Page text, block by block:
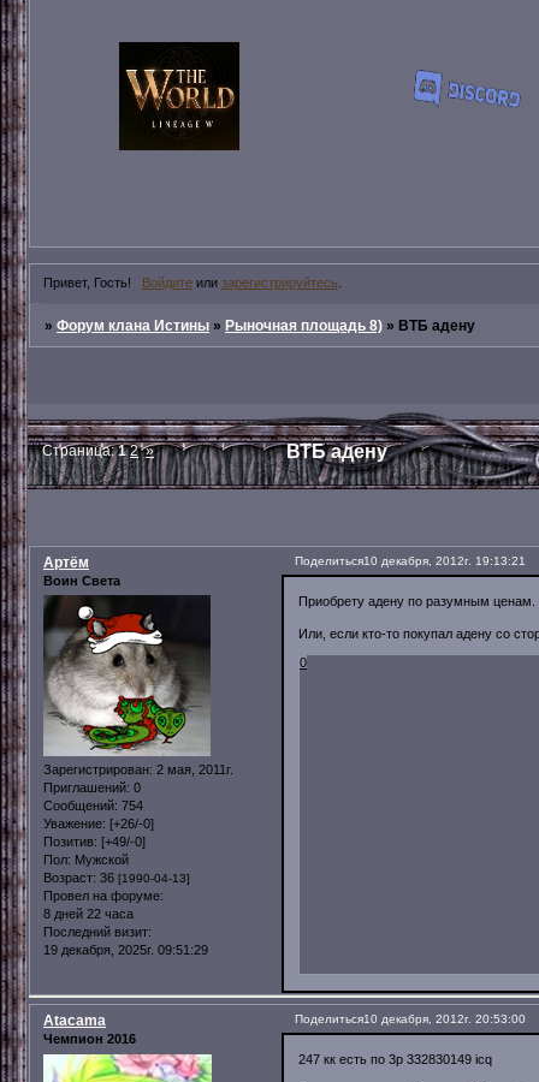
Привет, Гость! Войдитеили зарегистрируйтесь
»Форум клана Истины »Рыночная площадь 8) »ВТБ адену
ВТБ адену
Страница:1 2 »
Поделиться10 декабря, 2012г. 19:13:21
Артём
Воин Света
Зарегистрирован: 2 мая, 2011г.
Приглашений: 0
Сообщений: 754
Уважение: [+26/-0]
Позитив: [+49/-0]
Пол: Мужской
Возраст: 36 [1990-04-13]
Провел на форуме:
8 дней 22 часа
Последний визит:
19 декабря, 2025г. 09:51:29
Приобрету адену по разумным ценам.
Или, если кто-то покупал адену со
0
Поделиться10 декабря, 2012г. 20:53:00
Atacama
Чемпион 2016
247 кк есть по 3р 332830149 icq